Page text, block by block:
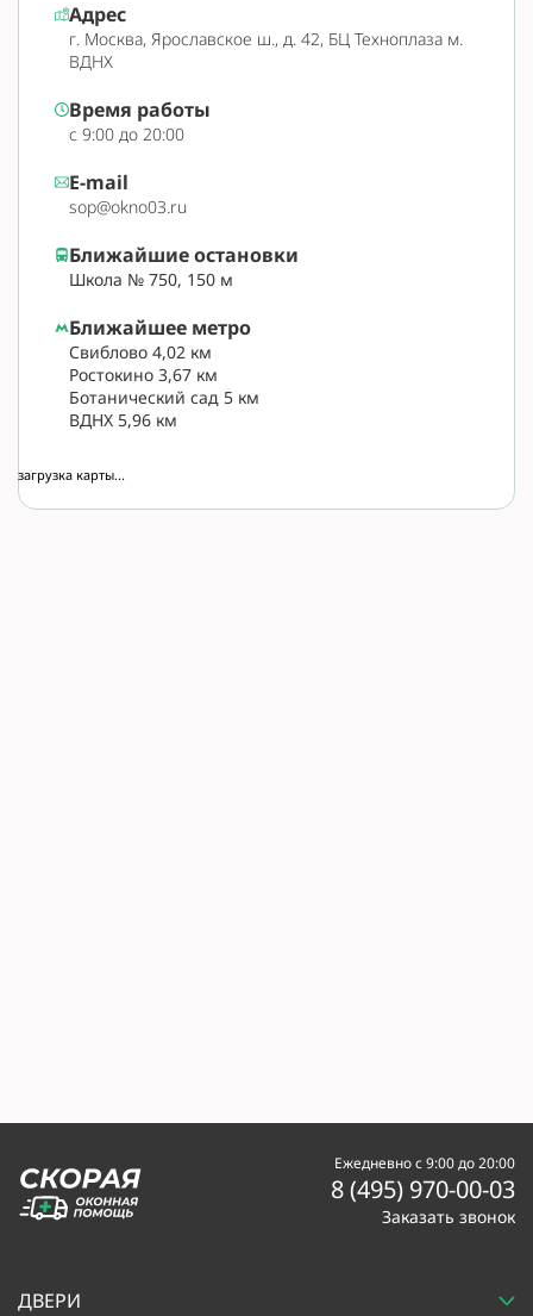
Адрес
г. Москва, Ярославское ш., д. 42, БЦ Техноплаза м.
ВДНХ
Время работы
с 9:00 до 20:00
E-mail
sop@okno03.ru
Ближайшее метро
Свиблово 4,02 км
Ростокино 3,67 км
Ботанический сад 5 км
ВДНХ 5,96 км
Ближайшие остановки
Школа № 750, 150 м
загрузка карты...
Ежедневно с 9:00 до 20:00
8 (495) 970-00-03
Заказать звонок
ДВЕРИ